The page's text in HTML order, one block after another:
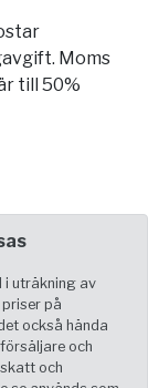
Moms
till 50%
i uträkning av
på
också hända
och
och